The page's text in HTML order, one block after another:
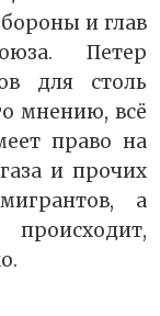
и глав
Петер
для столь
мнению, всё
право на
и прочих
а
происходит,